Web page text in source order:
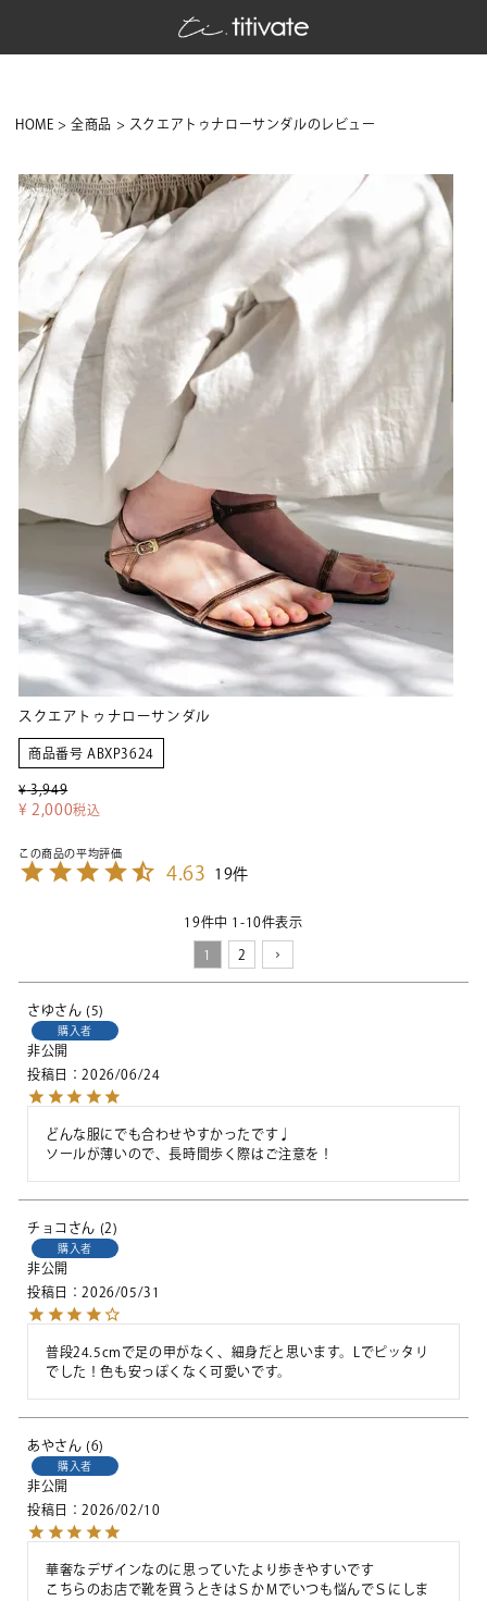
HOME 全商品 スクエアトゥナローサンダルのレビュー
スクエアトゥナローサンダル
商品番号 ABXP3624
¥ 3,949
¥ 2,000税込
4.63 19
19件中 1 -10件表示
1 2
さゆ 5
購入者
非公開
投稿日
2026/06/24
どんな服にでも合わせやすかったです♩
ソールが薄いので、長時間歩く際はご注意を！
チョコ 2
購入者
非公開
投稿日
2026/05/31
普段24.5cmで足の甲がなく、細身だと思います。Lでピッタリ
でした！色も安っぽくなく可愛いです。
あや 6
購入者
非公開
投稿日
2026/02/10
華奢なデザインなのに思っていたより歩きやすいです
こちらのお店で靴を買うときはＳかМでいつも悩んでＳにしま